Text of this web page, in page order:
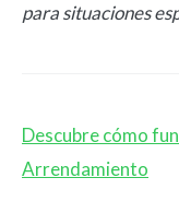
para situaciones
Descubre cómo
Arrendamiento